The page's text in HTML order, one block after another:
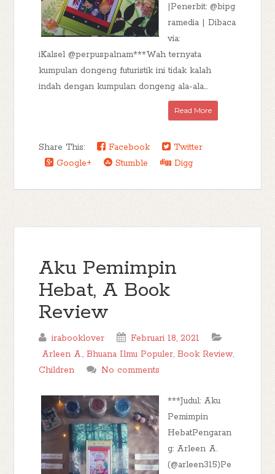
|Penerbit: @bipg
ramedia | Dibaca
via:
iKalsel @perpuspalnam***Wah ternyata
kumpulan dongeng futuristik ini tidak kalah
indah dengan kumpulan dongeng ala-ala...
Read More
Share This: Facebook
Twitter
Google+
Stumble Digg
Aku Pemimpin
Hebat, A Book
Review
irabooklover
Februari 18, 2021
Arleen A.,Bhuana Ilmu Populer,Book Review,
Children
No comments
***Judul: Aku
Pemimpin
HebatPengaran
g: Arleen A.
(@arleen315)Pe